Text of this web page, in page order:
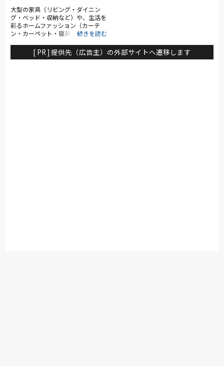
大型の家具（リビング・ダイニン
グ・ベッド・収納など）や、生活を
彩るホームファッション（カーテ
ン・カーペット・寝具・キッチン雑
[ PR ] 提供先（広告主）の外部サイトへ遷移します